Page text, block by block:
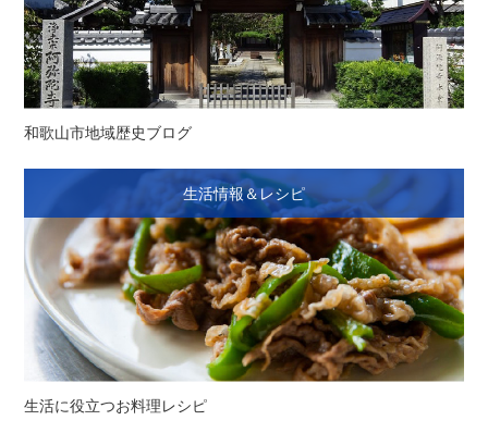
和歌山市地域歴史ブログ
生活情報＆レシピ
生活に役立つお料理レシピ